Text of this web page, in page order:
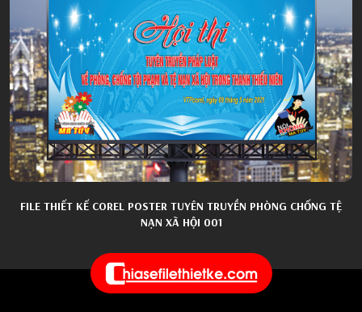
FILE THIẾT KẾ COREL POSTER TUYÊN TRUYỀN PHÒNG CHỐNG TỆ
NẠN XÃ HỘI 001